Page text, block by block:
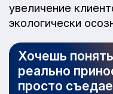
увеличение
экологически
Хочешь
реально
просто